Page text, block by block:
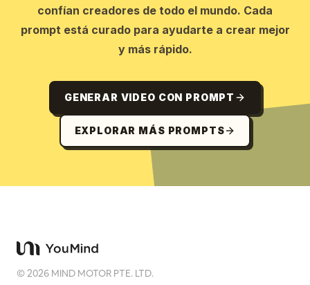
confían creadores de todo el mundo. Cada
prompt está curado para ayudarte a crear mejor
y más rápido.
GENERAR VIDEO CON PROMPT
EXPLORAR MÁS PROMPTS
©2026 MIND MOTOR PTE. LTD.